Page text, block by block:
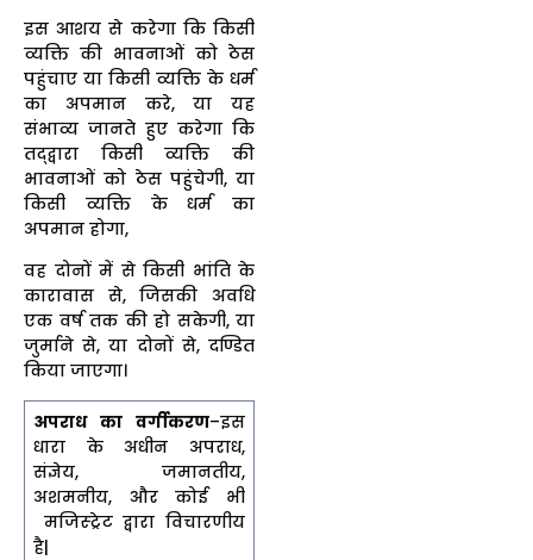
इस आशय से करेगा कि किसी
व्यक्ति की भावनाओं को ठेस
पहुंचाए या किसी व्यक्ति के धर्म
का अपमान करे, या यह
संभाव्य जानते हुए करेगा कि
तद्द्वारा किसी व्यक्ति की
भावनाओं को ठेस पहुंचेगी, या
किसी व्यक्ति के धर्म का
अपमान होगा,
वह दोनों में से किसी भांति के
कारावास से, जिसकी अवधि
एक वर्ष तक की हो सकेगी, या
जुर्माने से, या दोनों से, दण्डित
किया जाएगा।
अपराध का वर्गीकरण–इस
धारा के अधीन अपराध,
संज्ञेय, जमानतीय,
अशमनीय, और कोई भी
मजिस्ट्रेट द्वारा विचारणीय
है|